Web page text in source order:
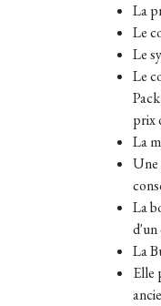
La
Le
Le
Le
prix
La
Une
La
d'un
La
Elle